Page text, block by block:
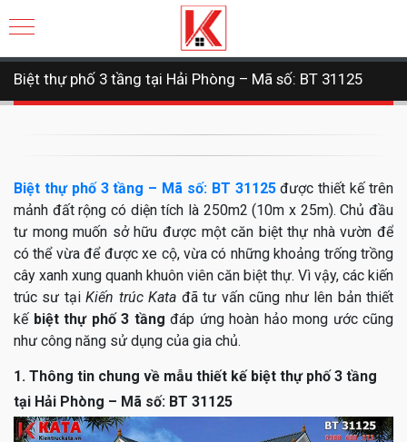
Biệt thự phố 3 tầng tại Hải Phòng – Mã số: BT 31125
Biệt thự phố 3 tầng – Mã số: BT 31125được thiết kế trên
mảnh đất rộng có diện tích là 250m2 (10m x 25m). Chủ đầu
tư mong muốn sở hữu được một căn biệt thự nhà vườn để
có thể vừa để được xe cộ, vừa có những khoảng trống trồng
cây xanh xung quanh khuôn viên căn biệt thự. Vì vậy, các kiến
trúc sư tạiKiến trúc Kata đã tư vấn cũng như lên bản thiết
kế biệt thự phố 3 tầng đáp ứng hoàn hảo mong ước cũng
như công năng sử dụng của gia chủ.
1. Thông tin chung về mẫu thiết kế biệt thự phố 3 tầng
tại Hải Phòng – Mã số: BT 31125